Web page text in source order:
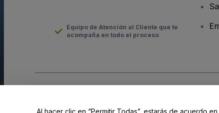
Equipo de Atención al Cliente que te
acompaña en todo el proceso
Al hacer clic en “Permitir Todas”, estarás de acuerdo